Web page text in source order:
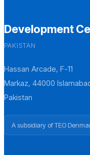
Development
PAKISTAN
Hassan Arcade, F-11
Markaz, 44000
Pakistan
A subsidiary of TEO